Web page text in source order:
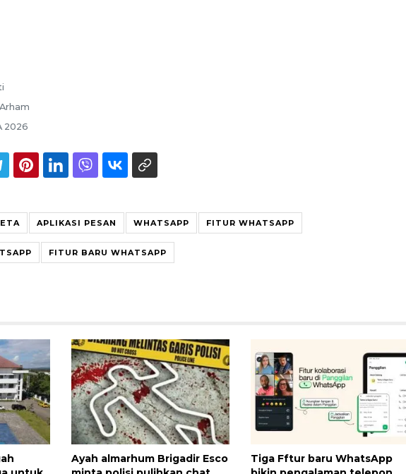
2026
APLIKASI PESAN WHATSAPP FITUR WHATSAPP
FITUR BARU WHATSAPP
Ayah almarhum Brigadir Esco
Tiga Fftur baru WhatsApp